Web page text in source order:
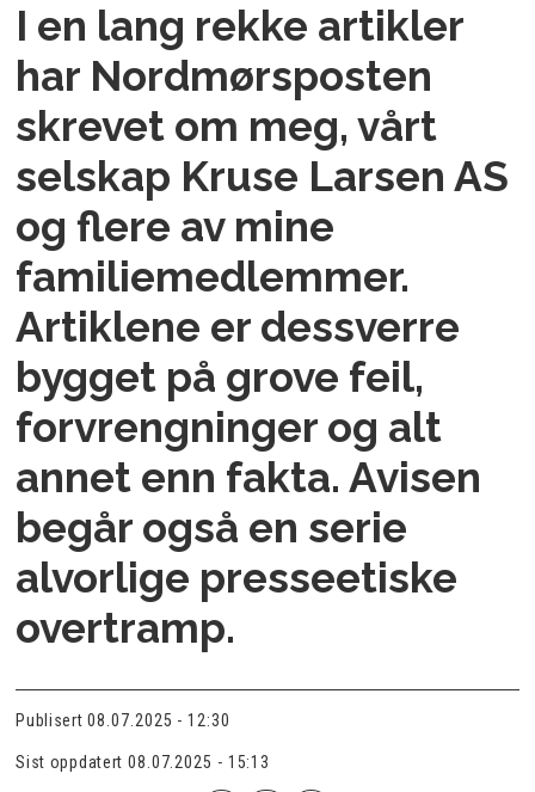
I en lang rekke artikler
har Nordmørsposten
skrevet om meg, vårt
selskap Kruse Larsen AS
og flere av mine
familiemedlemmer.
Artiklene er dessverre
bygget på grove feil,
forvrengninger og alt
annet enn fakta. Avisen
begår også en serie
alvorlige presseetiske
overtramp.
Publisert 08.07.2025 - 12:30
Sist oppdatert 08.07.2025 - 15:13